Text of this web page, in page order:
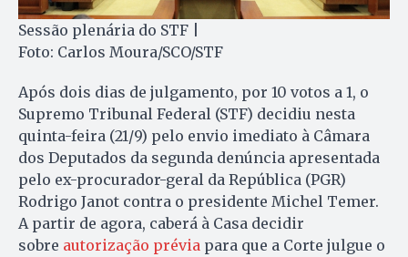
Sessão plenária do STF |
Foto: Carlos Moura/SCO/STF
Após dois dias de julgamento, por 10 votos a 1, o
Supremo Tribunal Federal (STF) decidiu nesta
quinta-feira (21/9) pelo envio imediato à Câmara
dos Deputados da segunda denúncia apresentada
pelo ex-procurador-geral da República (PGR)
Rodrigo Janot contra o presidente Michel Temer.
A partir de agora, caberá à Casa decidir
sobre autorização prévia para que a Corte julgue o